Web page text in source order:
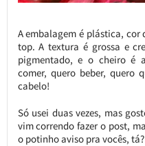
A embalagem é plástica,
top. A textura é grossa e
pigmentado, e o cheiro é
comer, quero beber, quero
cabelo!
Só usei duas vezes, mas
vim correndo fazer o post,
o potinho aviso pra vocês, tá?